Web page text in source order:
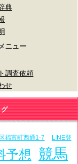
典
ニュー
調査依頼
せ
福富町西通1-7 LINE登
予想
競馬